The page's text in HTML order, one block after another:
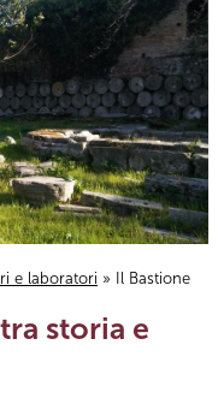
e laboratori » Il Bastione
storia e